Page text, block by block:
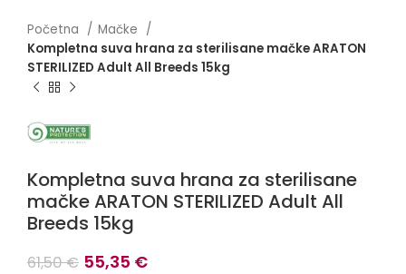
Početna
Mačke
Kompletna suva hrana za sterilisane mačke ARATON
STERILIZED Adult All Breeds 15kg
Kompletna suva hrana za sterilisane
mačke ARATON STERILIZED Adult All
Breeds 15kg
61,50€ Originalna
55,35 €Trenutna